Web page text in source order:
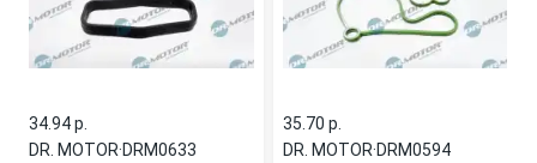
34.94 p.
DR. MOTOR·DRM0633
35.70 p.
DR. MOTOR·DRM0594